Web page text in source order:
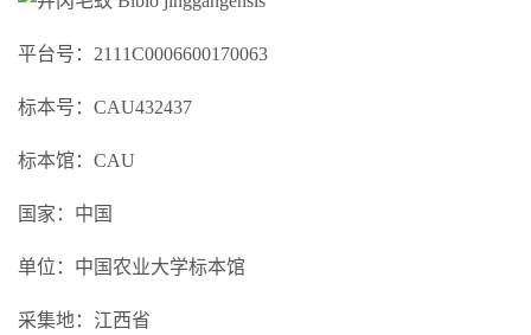
平台号：2111C0006600170063
标本号：CAU432437
标本馆：CAU
国家：中国
单位：中国农业大学标本馆
采集地：江西省